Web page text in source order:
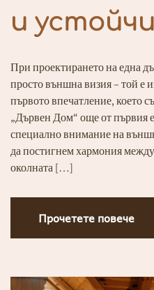
и
При проектирането на една
просто външна визия – той е
първото впечатление, което
„Дървен Дом“ още от първия
специално внимание на
да постигнем хармония
околната […]
Прочетете повече